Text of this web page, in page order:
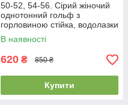
50-52, 54-56. Сірий жіночий
однотонний гольф з
горловиною стійка, водолазки
великих розмірів (батал)
В наявності
620 ₴ 850 ₴
Купити